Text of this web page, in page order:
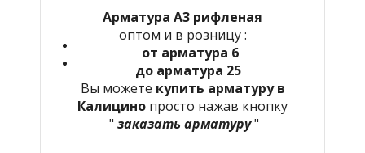
Арматура А3 рифленая
оптом и в розницу :
от арматура 6
до арматура 25
Вы можете купить арматуру в
Калицино просто нажав кнопку
" заказать арматуру"